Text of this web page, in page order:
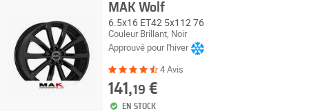
MAK Wolf
6.5x16 ET42 5x112 76
Couleur Brillant, Noir
Approuvé pour l'hiver
4 Avis
141,19 €
EN STOCK